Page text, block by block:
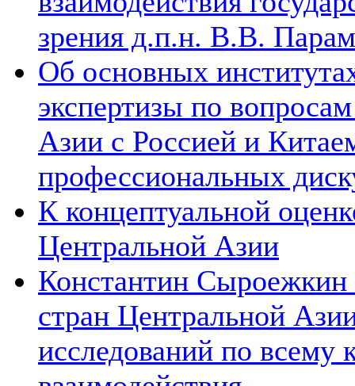
зрения д.п.н. В.В.
Об основных
экспертизы по
Азии с Россией и
профессиональных
К концептуальной
Центральной Азии
Константин Сыроежкин
стран Центральной
исследований по всему